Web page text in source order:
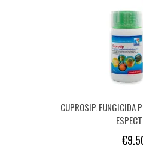
CUPROSIP. FUNGICIDA
€